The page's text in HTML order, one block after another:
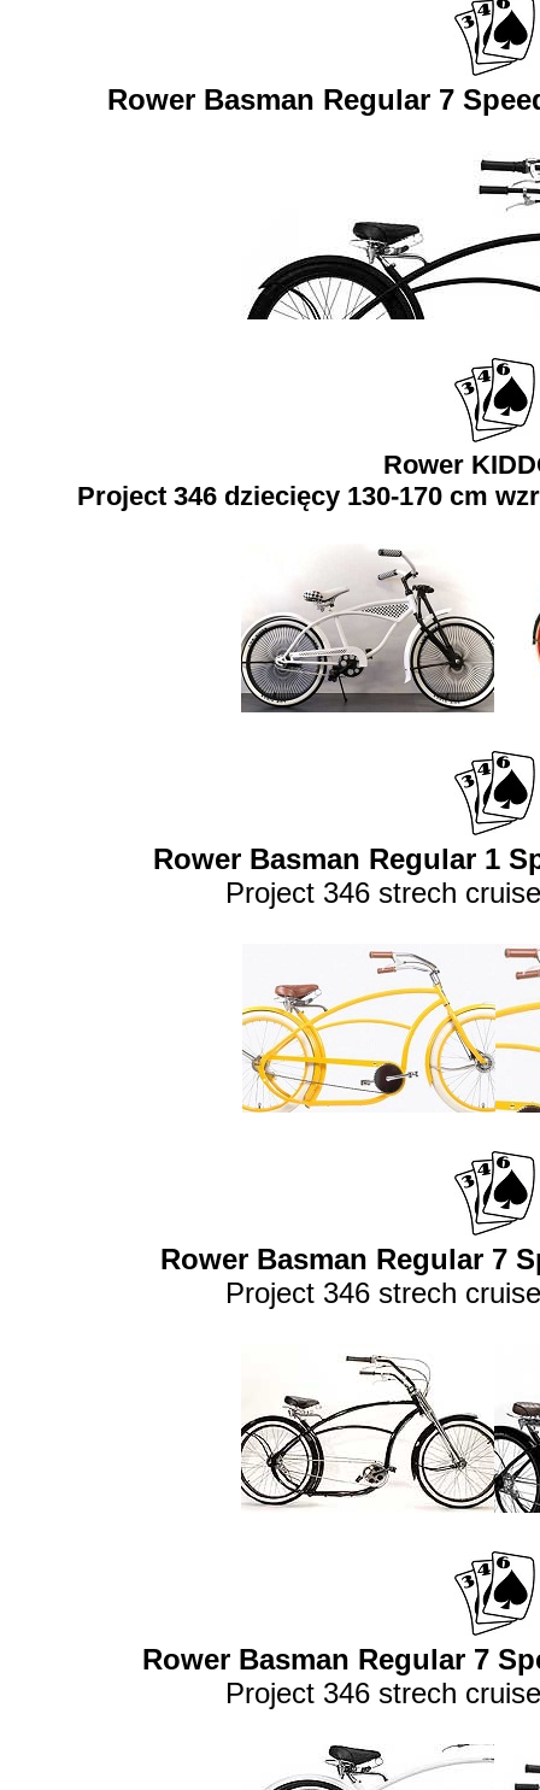
Rower Basman Regular 7
Rower
Project 346 dziecięcy 130-170 cm
Rower Basman Regular 1
Project 346 strech
Rower Basman Regular 7
Project 346 strech
Rower Basman Regular 7
Project 346 strech